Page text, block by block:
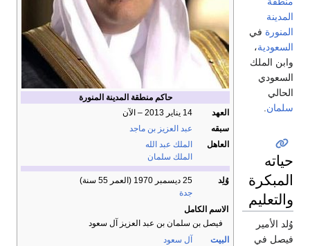
حاكم منطقة المدينة المنورة
العهد
عبد العزيز بن ماجد
العاهل
الملك عبد الله
وُلِد
(العمر 55 سنة)
الاسم الكامل
فيصل بن سلمان بن عبد العزيز آل سعود
البيت
آل سعود